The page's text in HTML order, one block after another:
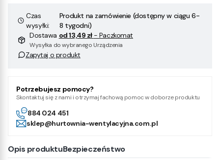
Czas
wysyłki:
Produkt na zamówienie (dostępny w ciągu 6-
8 tygodni)
Dostawa od 13,49 zł - Paczkomat
Wysyłka do wybranego Urządzenia
Zapytaj o produkt
Potrzebujesz pomocy?
Skontaktuj się z nami i otrzymaj fachową pomoc w doborze produktu
884 024 451
sklep@hurtownia-wentylacyjna.com.pl
Opis produktuBezpieczeństwo